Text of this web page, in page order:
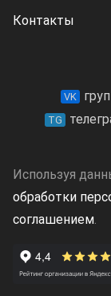
Контакты
VK
TG
Используя
обработки
соглашением.